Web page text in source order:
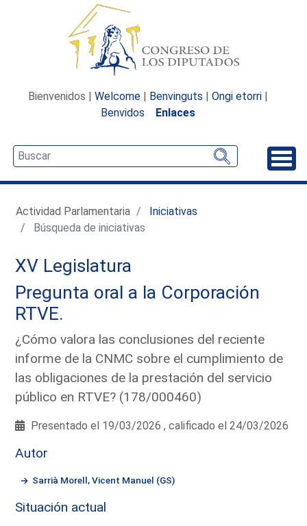
Bienvenidos | Welcome | Benvinguts | Ongi etorri |
Benvidos
Enlaces
Actividad Parlamentaria
Iniciativas
Búsqueda de iniciativas
XV Legislatura
Pregunta oral a la Corporación
RTVE.
¿Cómo valora las conclusiones del reciente
informe de la CNMC sobre el cumplimiento de
las obligaciones de la prestación del servicio
público en RTVE? (178/000460)
Presentado el 19/03/2026 , calificado el 24/03/2026
Autor
Sarrià Morell, Vicent Manuel (GS)
Situación actual